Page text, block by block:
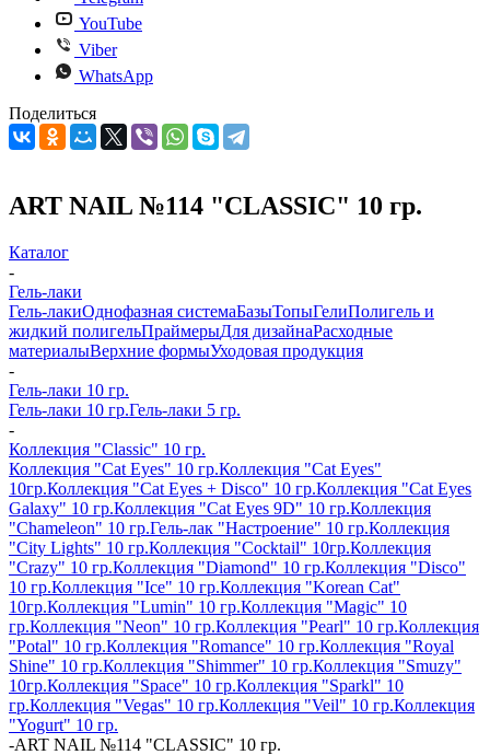
YouTube
Viber
WhatsApp
Поделиться
ART NAIL №114 "CLASSIC" 10 гр.
Каталог
-
Гель-лаки
Гель-лакиОднофазная системаБазыТопыГелиПолигель и
жидкий полигельПраймерыДля дизайнаРасходные
материалыВерхние формыУходовая продукция
-
Гель-лаки 10 гр.
Гель-лаки 10 гр.Гель-лаки 5 гр.
-
Коллекция "Classic" 10 гр.
Коллекция "Cat Eyes" 10 гр.Коллекция "Cat Eyes"
10гр.Коллекция "Cat Eyes + Disco" 10 гр.Коллекция "Cat Eyes
Galaxy" 10 гр.Коллекция "Cat Eyes 9D" 10 гр.Коллекция
"Chameleon" 10 гр.Гель-лак "Настроение" 10 гр.Коллекция
"City Lights" 10 гр.Коллекция "Cocktail" 10гр.Коллекция
"Crazy" 10 гр.Коллекция "Diamond" 10 гр.Коллекция "Disco"
10 гр.Коллекция "Ice" 10 гр.Коллекция "Korean Cat"
10гр.Коллекция "Lumin" 10 гр.Коллекция "Magic" 10
гр.Коллекция "Neon" 10 гр.Коллекция "Pearl" 10 гр.Коллекция
"Potal" 10 гр.Коллекция "Romance" 10 гр.Коллекция "Royal
Shine" 10 гр.Коллекция "Shimmer" 10 гр.Коллекция "Smuzy"
10гр.Коллекция "Space" 10 гр.Коллекция "Sparkl" 10
гр.Коллекция "Vegas" 10 гр.Коллекция "Veil" 10 гр.Коллекция
"Yogurt" 10 гр.
-ART NAIL №114 "CLASSIC" 10 гр.